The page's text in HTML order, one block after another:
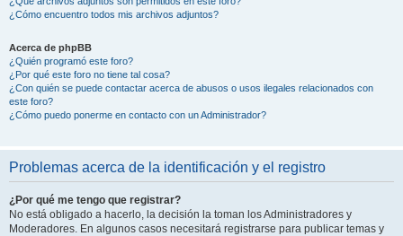
¿Cómo encuentro todos mis archivos adjuntos?
Acerca de phpBB
¿Quién programó este foro?
¿Por qué este foro no tiene tal cosa?
¿Con quién se puede contactar acerca de abusos o usos ilegales relacionados con
este foro?
¿Cómo puedo ponerme en contacto con un Administrador?
Problemas acerca de la identificación y el registro
¿Por qué me tengo que registrar?
No está obligado a hacerlo, la decisión la toman los Administradores y
Moderadores. En algunos casos necesitará registrarse para publicar temas y